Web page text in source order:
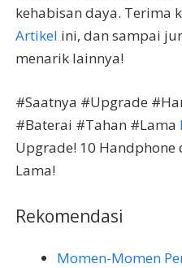
kehabisan daya. Terima
Artikel ini, dan sampai
menarik lainnya!
#Saatnya #Upgrade
#Baterai #Tahan #Lama
Upgrade! 10 Handphone
Lama!
Rekomendasi
Momen-Momen